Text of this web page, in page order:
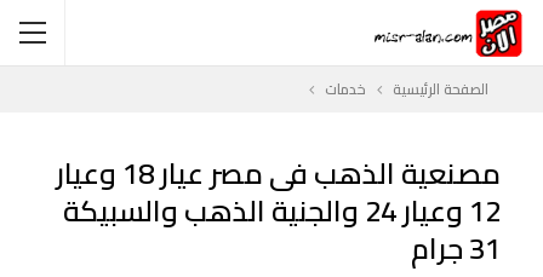
الصفحة الرئيسية خدمات
مصنعية الذهب فى مصر عيار 18 وعيار
12 وعيار 24 والجنية الذهب والسبيكة
31 جرام